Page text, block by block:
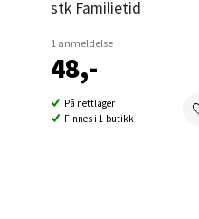
stk Familietid
1 anmeldelse
48,-
På nettlager
Finnes i 1 butikk